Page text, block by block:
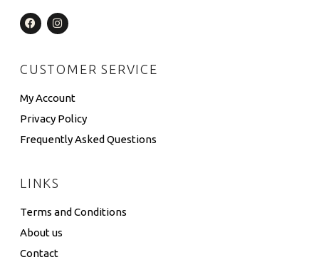
CUSTOMER SERVICE
My Account
Privacy Policy
Frequently Asked Questions
LINKS
Terms and Conditions
About us
Contact